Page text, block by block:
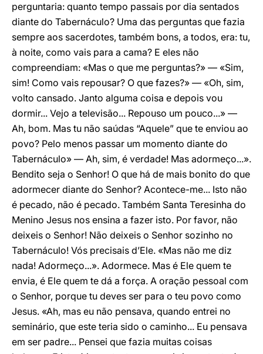
perguntaria: quanto tempo passais por dia sentados
diante do Tabernáculo? Uma das perguntas que fazia
sempre aos sacerdotes, também bons, a todos, era: tu,
à noite, como vais para a cama? E eles não
compreendiam: «Mas o que me perguntas?» — «Sim,
sim! Como vais repousar? O que fazes?» — «Oh, sim,
volto cansado. Janto alguma coisa e depois vou
dormir... Vejo a televisão... Repouso um pouco...» —
Ah, bom. Mas tu não saúdas “Aquele” que te enviou ao
povo? Pelo menos passar um momento diante do
Tabernáculo» — Ah, sim, é verdade! Mas adormeço...».
Bendito seja o Senhor! O que há de mais bonito do que
adormecer diante do Senhor? Acontece-me... Isto não
é pecado, não é pecado. Também Santa Teresinha do
Menino Jesus nos ensina a fazer isto. Por favor, não
deixeis o Senhor! Não deixeis o Senhor sozinho no
Tabernáculo! Vós precisais d’Ele. «Mas não me diz
nada! Adormeço...». Adormece. Mas é Ele quem te
envia, é Ele quem te dá a força. A oração pessoal com
o Senhor, porque tu deves ser para o teu povo como
Jesus. «Ah, mas eu não pensava, quando entrei no
seminário, que este teria sido o caminho... Eu pensava
em ser padre... Pensei que fazia muitas coisas